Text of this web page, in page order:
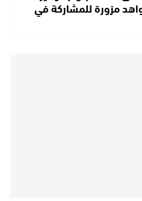
مزورة للمشاركة في